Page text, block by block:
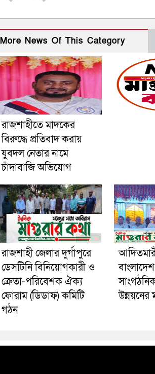
More News Of This Category
রাজশাহীতে মাদকের
বিরুদ্ধে প্রতিবাদ করায়
যুবদল নেতার নামে
চাঁদাবাজি অভিযোগ
রাজশাহী জেলার দুর্গাপুরে
ডেসটিনি বিনিয়োগকারী ও
ক্রেতা-পরিবেশক ঐক্য
ফোরাম (ডিডাফ) কমিটি
গঠন
উন্নয়নের